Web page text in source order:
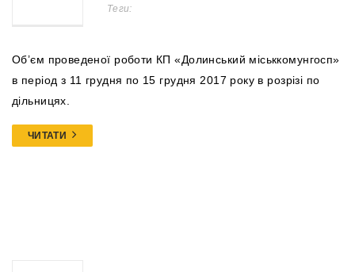
Теги:
Об’єм проведеної роботи КП «Долинський міськкомунгосп»
в період з 11 грудня по 15 грудня 2017 року в розрізі по
дільницях.
ЧИТАТИ